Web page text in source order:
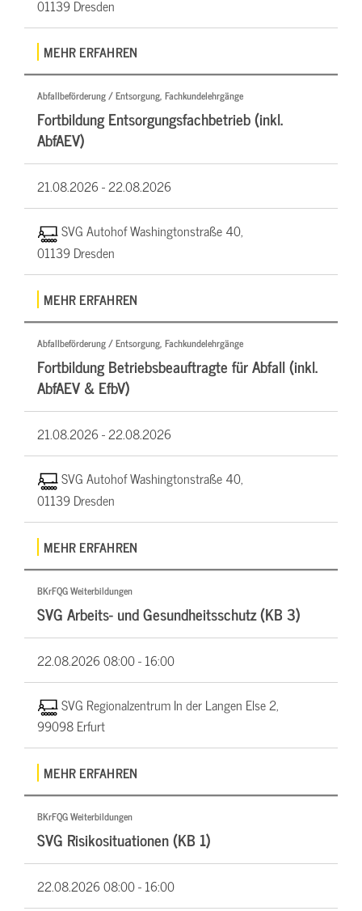
01139 Dresden
MEHR ERFAHREN
Abfallbeförderung / Entsorgung, Fachkundelehrgänge
Fortbildung Entsorgungsfachbetrieb (inkl.
AbfAEV)
21.08.2026 -22.08.2026
SVG Autohof Washingtonstraße 40,
01139 Dresden
MEHR ERFAHREN
Abfallbeförderung / Entsorgung, Fachkundelehrgänge
Fortbildung Betriebsbeauftragte für Abfall (inkl.
AbfAEV & EfbV)
21.08.2026 -22.08.2026
SVG Autohof Washingtonstraße 40,
01139 Dresden
MEHR ERFAHREN
BKrFQG Weiterbildungen
SVG Arbeits- und Gesundheitsschutz (KB 3)
22.08.202608:00 - 16:00
SVG Regionalzentrum In der Langen Else 2,
99098 Erfurt
MEHR ERFAHREN
BKrFQG Weiterbildungen
SVG Risikosituationen (KB 1)
22.08.202608:00 - 16:00